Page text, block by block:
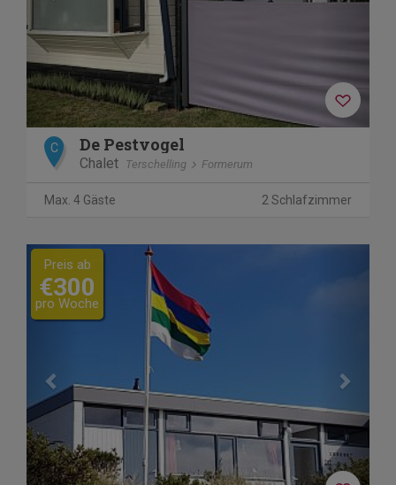
C De Pestvogel
Chalet Terschelling Formerum
Max. 4 Gäste 2 Schlafzimmer
Previous
Preis ab
€300
pro Woche